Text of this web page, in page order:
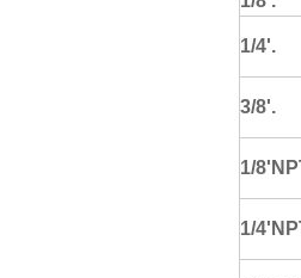
1/4'.
3/8'.
1/
1/